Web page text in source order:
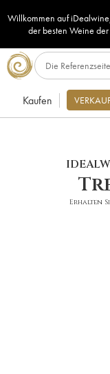
Willkommen auf
der besten Weine
Kaufen
Erhalten